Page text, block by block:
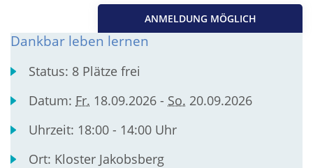
ANMELDUNG MÖGLICH
Dankbar leben lernen
Status: 8 Plätze frei
Datum: Fr. 18.09.2026 - So. 20.09.2026
Uhrzeit: 18:00 - 14:00 Uhr
Ort: Kloster Jakobsberg